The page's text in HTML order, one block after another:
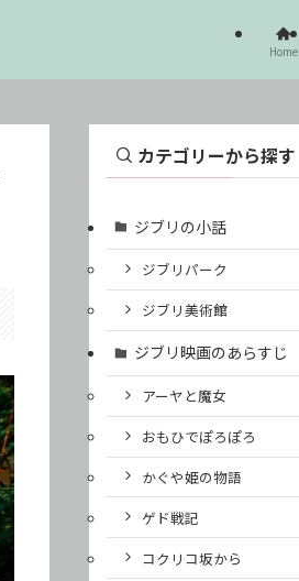
Home
カテゴリーから探す
ジブリの小話
ジブリパーク
ジブリ美術館
ジブリ映画のあらすじ
アーヤと魔女
おもひでぽろぽろ
かぐや姫の物語
ゲド戦記
コクリコ坂から